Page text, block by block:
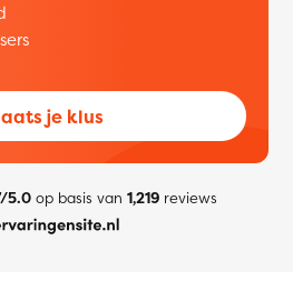
je klus
5.0op basis van 1,219reviews